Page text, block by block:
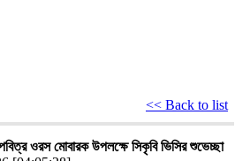
<< Back to list
ওরস মোবারক উপলক্ষে সিকৃবি ভিসির শুভেচ্ছা